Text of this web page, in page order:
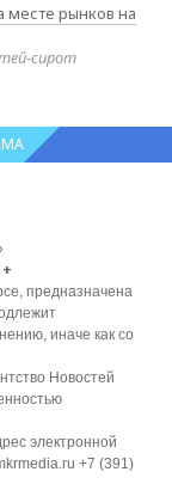
месте рынков на
предназначена
иначе как со
Новостей
электронной
+7 (391)